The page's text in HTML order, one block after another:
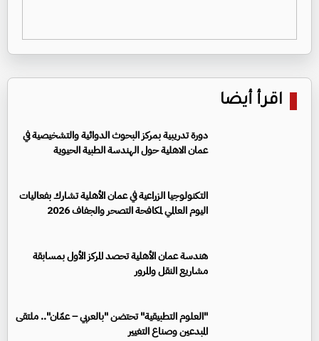
اقرأ أيضا
دورة تدريبية بمركز البحوث الدوائية والتشخيصية في
عمان الاهلية حول الهندسة الطبية الحيوية
التكنولوجيا الزراعية في عمان الأهلية تشارك بفعاليات
اليوم العالمي لمكافحة التصحر والجفاف 2026
هندسة عمان الأهلية تحصد المركز الأول بمسابقة
مشاريع النقل والمرور
"العلوم التطبيقية" تحتضن "بالعربي – عمّان".. ملتقى
المبدعين وصناع التغيير